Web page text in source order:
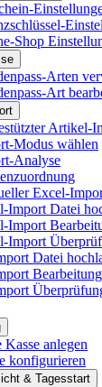
Shop
Arten
Art
Artikel-
Modus wählen
Analyse
Excel-
Import Datei
Import
Import
Datei
Bearbeitung
Kasse anlegen
konfigurieren
& Tagesstart